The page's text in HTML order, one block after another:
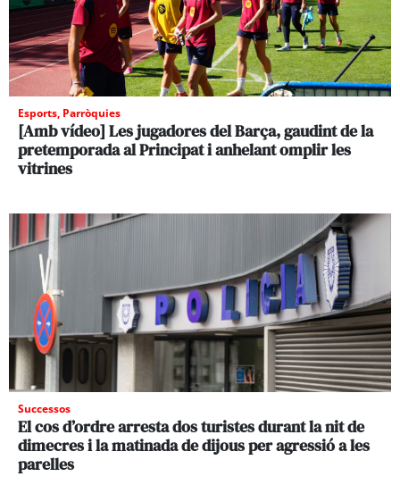
Esports, Parròquies
[Amb vídeo] Les jugadores del Barça, gaudint de la
pretemporada al Principat i anhelant omplir les
vitrines
Successos
El cos d’ordre arresta dos turistes durant la nit de
dimecres i la matinada de dijous per agressió a les
parelles